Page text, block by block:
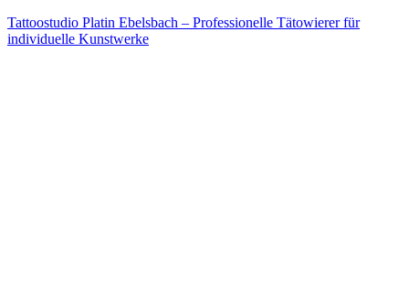
Tattoostudio Platin Ebelsbach – Professionelle Tätowierer für
individuelle Kunstwerke